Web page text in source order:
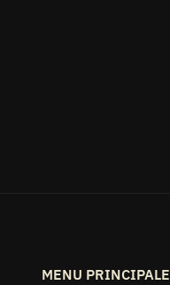
MENU PRINCIPALE